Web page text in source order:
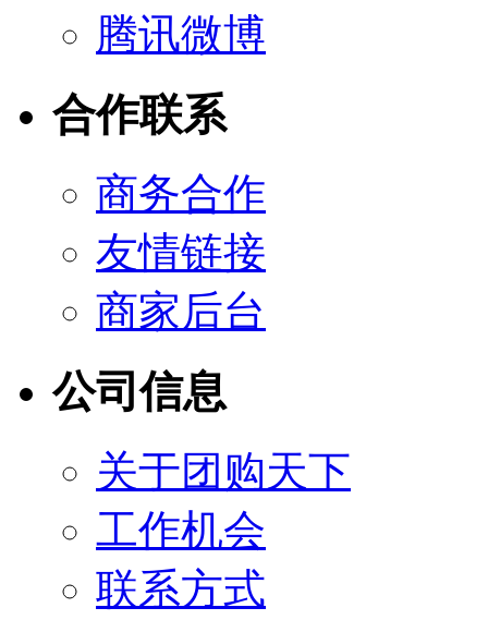
腾讯微博
合作联系
商务合作
友情链接
商家后台
公司信息
关于团购天下
工作机会
联系方式